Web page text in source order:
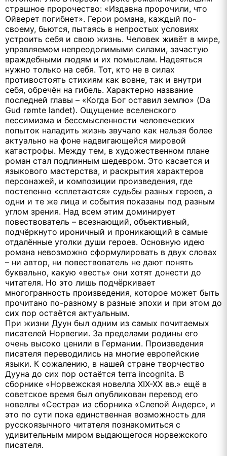
страшное пророчество: «Издавна пророчили, что
Ойверет погибнет». Герои романа, каждый по-
своему, бьются, пытаясь в непростых условиях
устроить себя и свою жизнь. Человек живёт в мире,
управляемом непреодолимыми силами, зачастую
враждебными людям и их помыслам. Надеяться
нужно только на себя. Тот, кто не в силах
противостоять стихиям как вовне, так и внутри
себя, обречён на гибель. Характерно название
последней главы – «Когда Бог оставил землю» (Da
Gud rømte landet). Ощущение вселенского
пессимизма и бессмысленности человеческих
попыток наладить жизнь звучало как нельзя более
актуально на фоне надвигающейся мировой
катастрофы. Между тем, в художественном плане
роман стал подлинным шедевром. Это касается и
языкового мастерства, и раскрытия характеров
персонажей, и композиции произведения, где
постепенно «сплетаются» судьбы разных героев, а
одни и те же лица и события показаны под разным
углом зрения. Над всем этим доминирует
повествователь – всезнающий, объективный,
подчёркнуто ироничный и проникающий в самые
отдалённые уголки души героев. Основную идею
романа невозможно сформулировать в двух словах
– ни автор, ни повествователь не дают понять
буквально, какую «весть» они хотят донести до
читателя. Но это лишь подчёркивает
многогранность произведения, которое может быть
прочитано по-разному в разные эпохи и при этом до
сих пор остаётся актуальным.
При жизни Дуун был одним из самых почитаемых
писателей Норвегии. За пределами родины его
очень высоко ценили в Германии. Произведения
писателя переводились на многие европейские
языки. К сожалению, в нашей стране творчество
Дууна до сих пор остаётся terra incognita. В
сборнике «Норвежская новелла XIX-XX вв.» ещё в
советское время был опубликован перевод его
новеллы «Сестра» из сборника «Слепой Андерс», и
это по сути пока единственная возможность для
русскоязычного читателя познакомиться с
удивительным миром выдающегося норвежского
писателя.